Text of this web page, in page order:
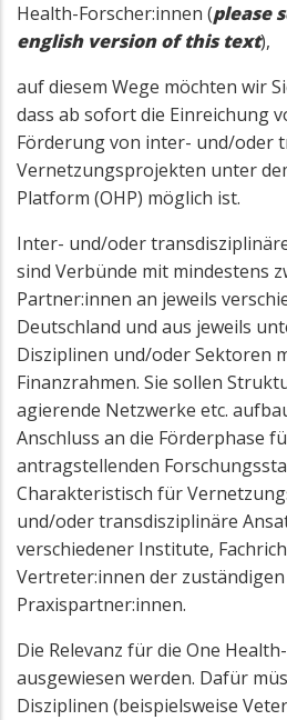
Health-Forscher:innen (please
english version of this text),
auf diesem Wege möchten wir
dass ab sofort die Einreichung
Förderung von inter- und/oder
Vernetzungsprojekten unter
Platform (OHP) möglich ist.
Inter- und/oder
sind Verbünde mit mindestens
Partner:innen an jeweils
Deutschland und aus jeweils
Disziplinen und/oder Sektoren
Finanzrahmen. Sie sollen
agierende Netzwerke etc.
Anschluss an die Förderphase
antragstellenden
Charakteristisch für
und/oder transdisziplinäre
verschiedener Institute,
Vertreter:innen der
Praxispartner:innen.
Die Relevanz für die One
ausgewiesen werden. Dafür
Disziplinen (beispielsweise